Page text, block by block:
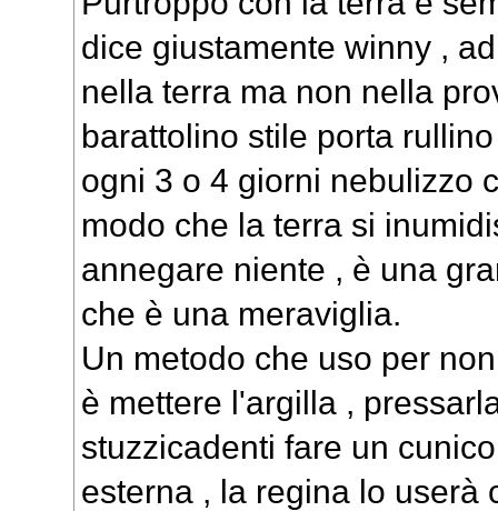
dice giustamente winny ,
nella terra ma non nella
barattolino stile porta
ogni 3 o 4 giorni nebulizzo
modo che la terra si
annegare niente , è una
che è una meraviglia.
Un metodo che uso per
è mettere l'argilla ,
stuzzicadenti fare un
esterna , la regina lo userà